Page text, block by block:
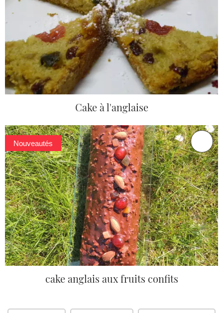
Cake à l'anglaise
Nouveautés
cake anglais aux fruits confits